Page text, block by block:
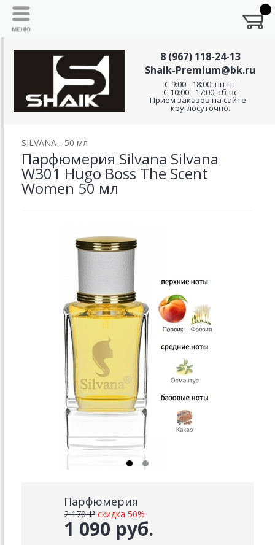
8 (967) 118-24-13
Shaik-Premium@bk.ru
C 9:00 - 18:00, пн-пт
С 10:00 - 17:00, сб-вс
Приём заказов на сайте -
круглосуточно.
SILVANA - 50 мл
Парфюмерия Silvana Silvana
W301 Hugo Boss The Scent
Women 50 мл
Парфюмерия
1 090 руб.
2 170 ₽ скидка 50%